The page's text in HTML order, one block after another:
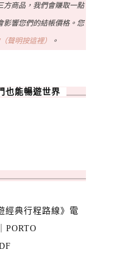
方商品，我們會賺取一點
影響您們的結帳價格。您
聲明按這裡） 。
也能暢遊世界
經典行程路線》電
PORTO